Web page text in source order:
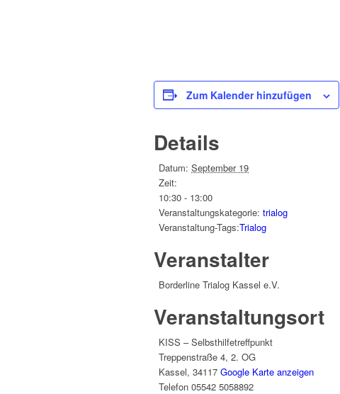
Zum Kalender hinzufügen
Details
Datum: September 19
Zeit:
10:30 - 13:00
Veranstaltungskategorie: trialog
Veranstaltung-Tags:Trialog
Veranstalter
Borderline Trialog Kassel e.V.
Veranstaltungsort
KISS – Selbsthilfetreffpunkt
Treppenstraße 4, 2. OG
Kassel, 34117 Google Karte anzeigen
Telefon 05542 5058892